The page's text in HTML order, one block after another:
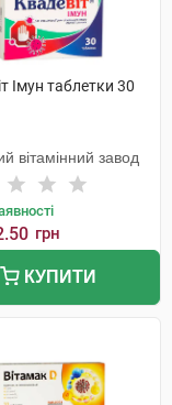
Імун таблетки 30
вітамінний завод
грн
КУПИТИ